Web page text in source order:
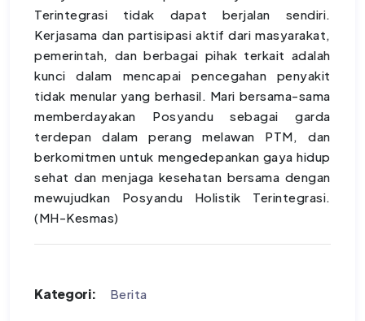
Terintegrasi tidak dapat berjalan sendiri.
Kerjasama dan partisipasi aktif dari masyarakat,
pemerintah, dan berbagai pihak terkait adalah
kunci dalam mencapai pencegahan penyakit
tidak menular yang berhasil. Mari bersama-sama
memberdayakan Posyandu sebagai garda
terdepan dalam perang melawan PTM, dan
berkomitmen untuk mengedepankan gaya hidup
sehat dan menjaga kesehatan bersama dengan
mewujudkan Posyandu Holistik Terintegrasi.
(MH-Kesmas)
Kategori: Berita